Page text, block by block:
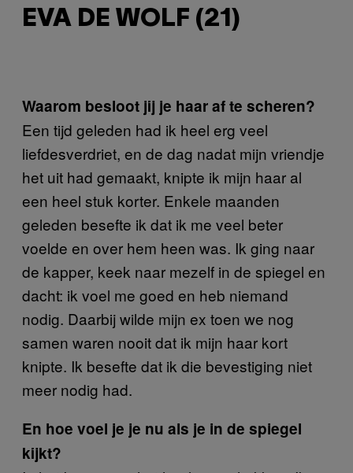
EVA DE WOLF (21)
Waarom besloot jij je haar af te scheren?
Een tijd geleden had ik heel erg veel
liefdesverdriet, en de dag nadat mijn vriendje
het uit had gemaakt, knipte ik mijn haar al
een heel stuk korter. Enkele maanden
geleden besefte ik dat ik me veel beter
voelde en over hem heen was. Ik ging naar
de kapper, keek naar mezelf in de spiegel en
dacht: ik voel me goed en heb niemand
nodig. Daarbij wilde mijn ex toen we nog
samen waren nooit dat ik mijn haar kort
knipte. Ik besefte dat ik die bevestiging niet
meer nodig had.
En hoe voel je je nu als je in de spiegel
kijkt?